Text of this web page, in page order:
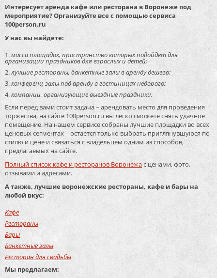
Интересует аренда кафе или ресторана в Воронеже под
мероприятие? Организуйте все с помощью сервиса
100person.ru
У нас вы найдете:
масса площадок, пространство которых подойдет для
организации праздников для взрослых и детей;
лучшие рестораны, банкетные залы в аренду дешево;
конференц-залы под аренду в гостиницах недорого;
компании, организующие выездные праздники.
Если перед вами стоит задача – арендовать место для проведения
торжества, на сайте 100person.ru вы легко сможете снять удачное
помещение. На нашем сервисе собраны лучшие площадки во всех
ценовых сегментах – остается только выбрать приглянувшуюся по
стилю и цене и связаться с владельцем одним из способов,
предлагаемых на сайте.
Полный список кафе и ресторанов Воронежас ценами, фото,
отзывами и адресами.
А также, лучшие воронежские рестораны, кафе и бары на
любой вкус:
Кафе
Рестораны
Бары
Банкетные залы
Ресторан для свадьбы
Мы предлагаем: